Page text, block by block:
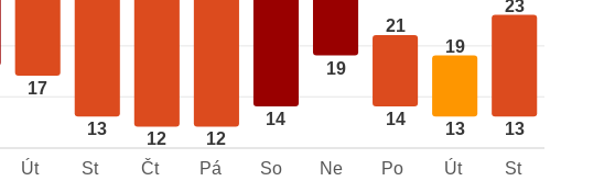
17
13
12 12
14
19
21
14
19
13
23
13
Út St Čt Pá So Ne Po Út St